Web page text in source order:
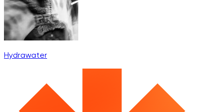
Hydrawater